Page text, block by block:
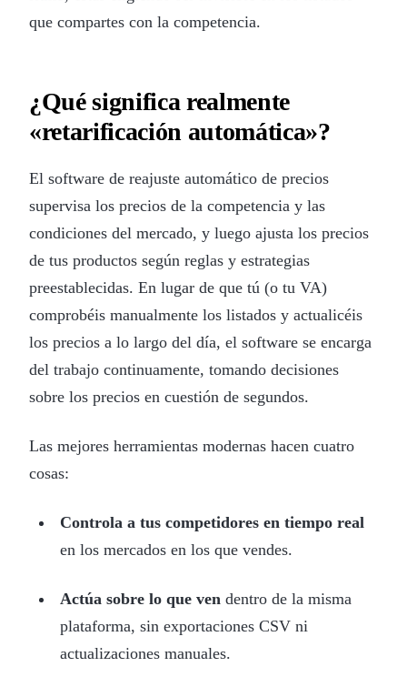
que compartes con la competencia.
¿Qué significa realmente
«retarificación automática»?
El software de reajuste automático de precios
supervisa los precios de la competencia y las
condiciones del mercado, y luego ajusta los precios
de tus productos según reglas y estrategias
preestablecidas. En lugar de que tú (o tu VA)
comprobéis manualmente los listados y actualicéis
los precios a lo largo del día, el software se encarga
del trabajo continuamente, tomando decisiones
sobre los precios en cuestión de segundos.
Las mejores herramientas modernas hacen cuatro
cosas:
Controla a tus competidores en tiempo real
en los mercados en los que vendes.
Actúa sobre lo que ven dentro de la misma
plataforma, sin exportaciones CSV ni
actualizaciones manuales.